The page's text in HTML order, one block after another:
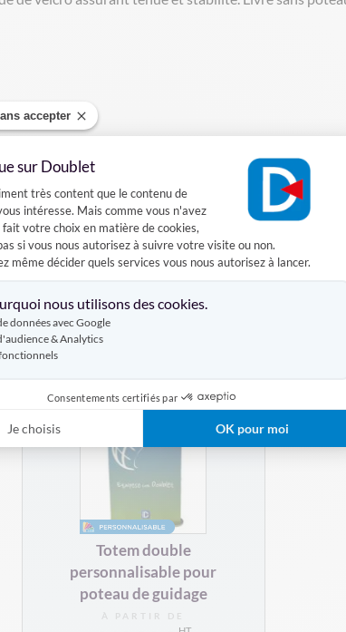
accepter
sur Doublet
de Gestion du Consentement
très content que le contenu de
intéresse. Mais comme vous n'avez
fait votre choix en matière de cookies,
si vous nous autorisez à suivre votre visite ou non.
même décider quels services vous nous autorisez à lancer.
nous utilisons des cookies.
données avec Google
& Analytics
Consentements certifiés par
Je choisis OK pour moi
DÉCOUVREZ AUSSI
POTEAU DE BALISAGE POTEAUX DE
Produits complémentaires
Totem double
personnalisable pour
poteau de guidage
À PARTIR DE